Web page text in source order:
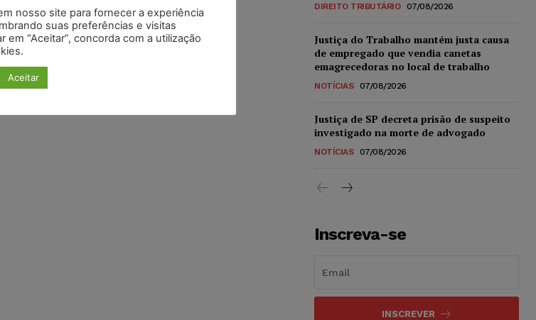
DIREITO TRIBUTÁRIO 07/08/2026
Justiça do Trabalho mantém justa causa
de empregado que vendia canetas
emagrecedoras no local de trabalho
NOTÍCIAS 07/08/2026
Justiça de SP decreta prisão de suspeito
investigado na morte de advogado
NOTÍCIAS 07/08/2026
Inscreva-se
INSCREVER
nosso site para fornecer a experiência
suas preferências e visitas
em “Aceitar”, concorda com a utilização
Aceitar